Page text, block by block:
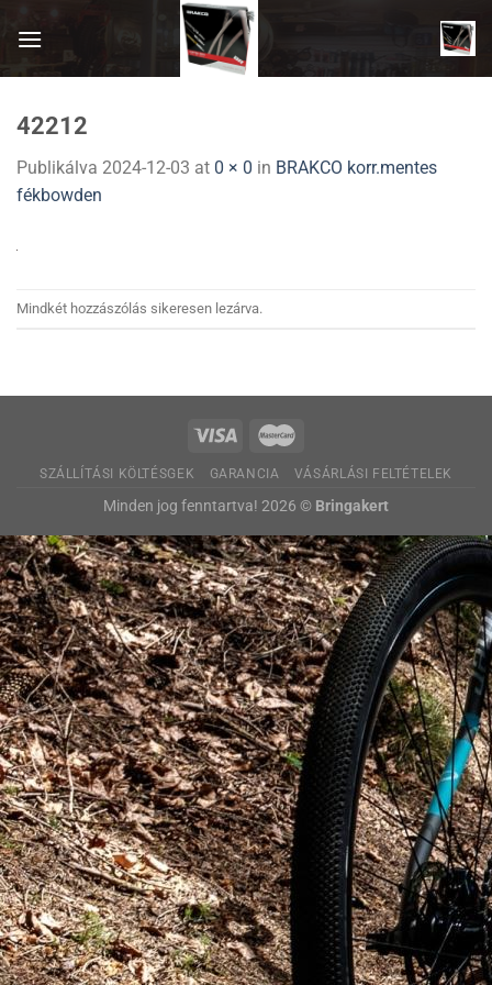
42212
Publikálva 2024-12-03 at 0 × 0 in BRAKCO korr.mentes
fékbowden
Mindkét hozzászólás sikeresen lezárva.
SZÁLLÍTÁSI KÖLTÉSGEK GARANCIA VÁSÁRLÁSI FELTÉTELEK
Minden jog fenntartva! 2026 © Bringakert